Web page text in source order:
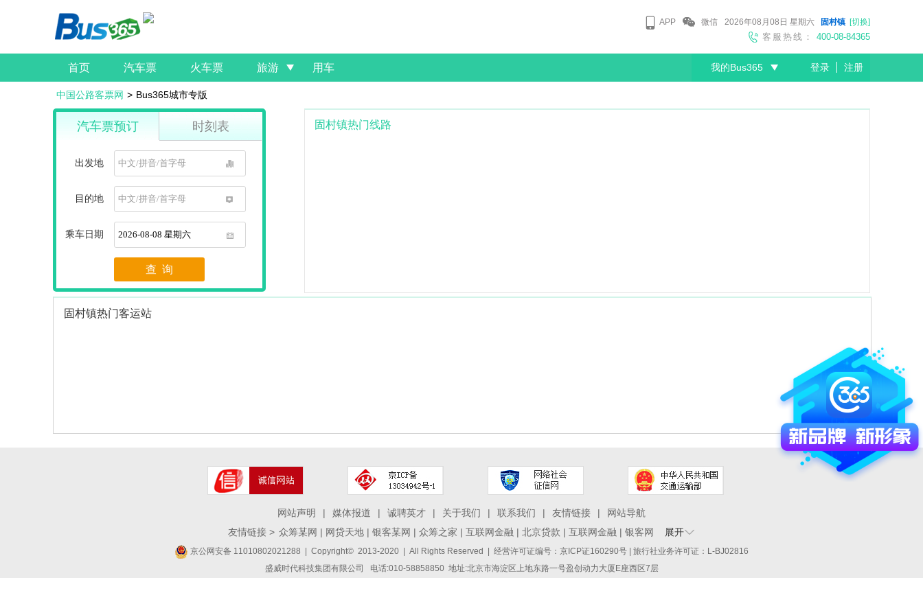
APP 微信 2026年08月08日 星期六 固村镇 [切换]
客服热线： 400-08-84365
首页 汽车票 火车票 旅游 用车 我的Bus365 登录 注册
中国公路客票网 > Bus365城市专版
汽车票预订 时刻表
出发地
目的地
1
乘车日期
1
查 询
固村镇热门线路
固村镇热门客运站
网站声明 | 媒体报道 | 诚聘英才 | 关于我们 | 联系我们 | 友情链接 |
网站导航
友情链接 > 众筹某网 | 网贷天地 | 银客某网 | 众筹之家 | 互联网金融 | 北京贷款 | 互联网金融 | 银客网 展开
京公网安备 11010802021288 | Copyright© 2013-2020 | All Rights Reserved | 经营许可证编号：京ICP证160290号 | 旅行社业务许可证：L-BJ02816
盛威时代科技集团有限公司 电话:010-58858850 地址:北京市海淀区上地东路一号盈创动力大厦E座西区7层